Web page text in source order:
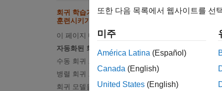
회귀 학습기 앱에서 회귀 모델
훈련시키기
이 페이지 내용
자동화된 회귀 모델 훈련
수동 회귀 모델 훈련
병렬 회귀 모델 훈련
회귀 모델을 비교하고 향상시키기
회귀
또한 다음 목록에서 웹사이트를 선
미주
América Latina (Español)
Canada (English)
United States (English)